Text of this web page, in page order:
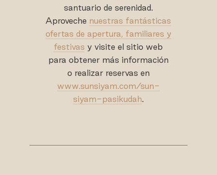
santuario de serenidad.
Aproveche nuestras fantásticas
ofertas de apertura, familiares y
festivas y visite el sitio web
para obtener más información
o realizar reservas en
www.sunsiyam.com/sun-
siyam-pasikudah.